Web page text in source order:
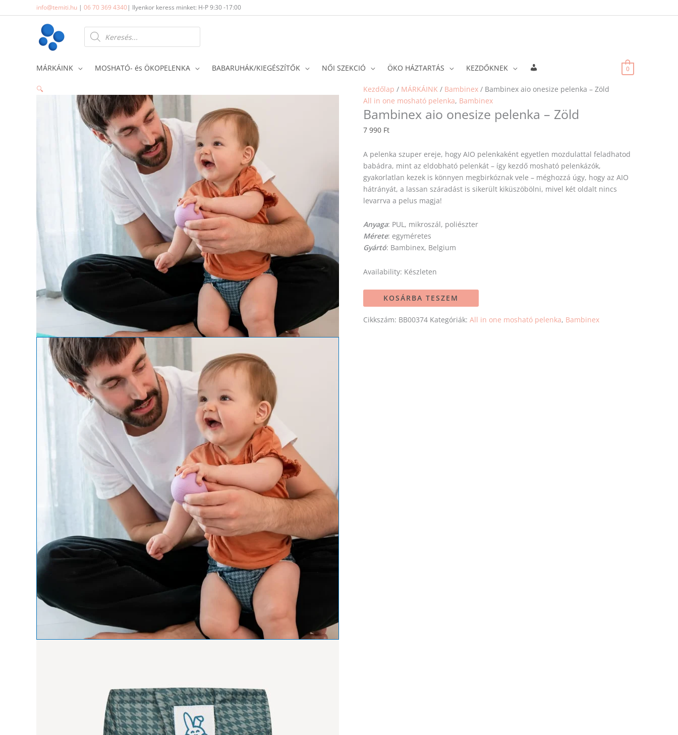
to
info@temiti.hu | 06 70 369 4340| Ilyenkor keress minket: H-P 9:30 -17:00
Products
search
MÁRKÁINK MOSHATÓ- és ÖKOPELENKA BABARUHÁK/KIEGÉSZÍTŐK NŐI SZEKCIÓ ÖKO HÁZTARTÁS KEZDŐKNEK 0
🔍 Kezdőlap / MÁRKÁINK / Bambinex / Bambinex aio onesize pelenka – Zöld
All in one mosható pelenka, Bambinex
Bambinex aio onesize pelenka – Zöld
7 990 Ft
A pelenka szuper ereje, hogy AIO pelenkaként egyetlen mozdulattal feladhatod
babádra, mint az eldobható pelenkát – így kezdő mosható pelenkázók,
gyakorlatlan kezek is könnyen megbirkóznak vele – méghozzá úgy, hogy az AIO
hátrányát, a lassan száradást is sikerült kiküszöbölni, mivel két oldalt nincs
levarrva a pelus magja!
Anyaga: PUL, mikroszál, poliészter
Mérete: egyméretes
Gyártó: Bambinex, Belgium
Availability: Készleten
Bambinex
aio
onesize
-
mennyiség
KOSÁRBA TESZEM
Cikkszám: BB00374 Kategóriák: All in one mosható pelenka, Bambinex